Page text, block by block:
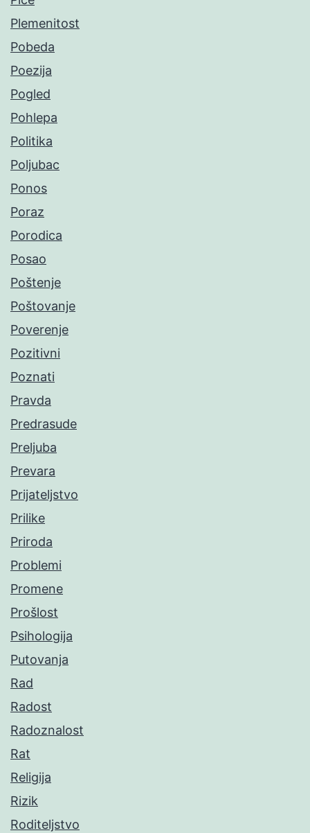
Plemenitost
Pobeda
Poezija
Pogled
Pohlepa
Politika
Poljubac
Ponos
Poraz
Porodica
Posao
Poštenje
Poštovanje
Poverenje
Pozitivni
Poznati
Pravda
Predrasude
Preljuba
Prevara
Prijateljstvo
Prilike
Priroda
Problemi
Promene
Prošlost
Psihologija
Putovanja
Rad
Radost
Radoznalost
Rat
Religija
Rizik
Roditeljstvo